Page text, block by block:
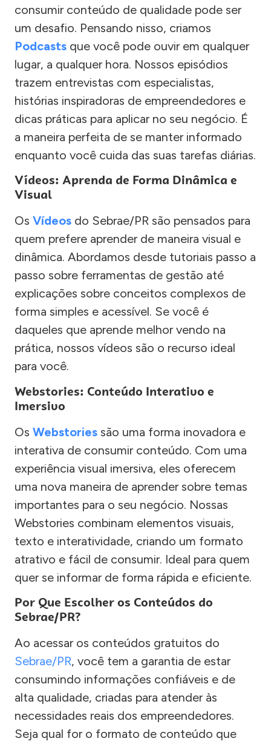
consumir conteúdo de qualidade pode ser
um desafio. Pensando nisso, criamos
Podcasts que você pode ouvir em qualquer
lugar, a qualquer hora. Nossos episódios
trazem entrevistas com especialistas,
histórias inspiradoras de empreendedores e
dicas práticas para aplicar no seu negócio. É
a maneira perfeita de se manter informado
enquanto você cuida das suas tarefas diárias.
Vídeos: Aprenda de Forma Dinâmica e
Visual
Os Vídeos do Sebrae/PR são pensados para
quem prefere aprender de maneira visual e
dinâmica. Abordamos desde tutoriais passo a
passo sobre ferramentas de gestão até
explicações sobre conceitos complexos de
forma simples e acessível. Se você é
daqueles que aprende melhor vendo na
prática, nossos vídeos são o recurso ideal
para você.
Webstories: Conteúdo Interativo e
Imersivo
Os Webstories são uma forma inovadora e
interativa de consumir conteúdo. Com uma
experiência visual imersiva, eles oferecem
uma nova maneira de aprender sobre temas
importantes para o seu negócio. Nossas
Webstories combinam elementos visuais,
texto e interatividade, criando um formato
atrativo e fácil de consumir. Ideal para quem
quer se informar de forma rápida e eficiente.
Por Que Escolher os Conteúdos do
Sebrae/PR?
Ao acessar os conteúdos gratuitos do
Sebrae/PR, você tem a garantia de estar
consumindo informações confiáveis e de
alta qualidade, criadas para atender às
necessidades reais dos empreendedores.
Seja qual for o formato de conteúdo que